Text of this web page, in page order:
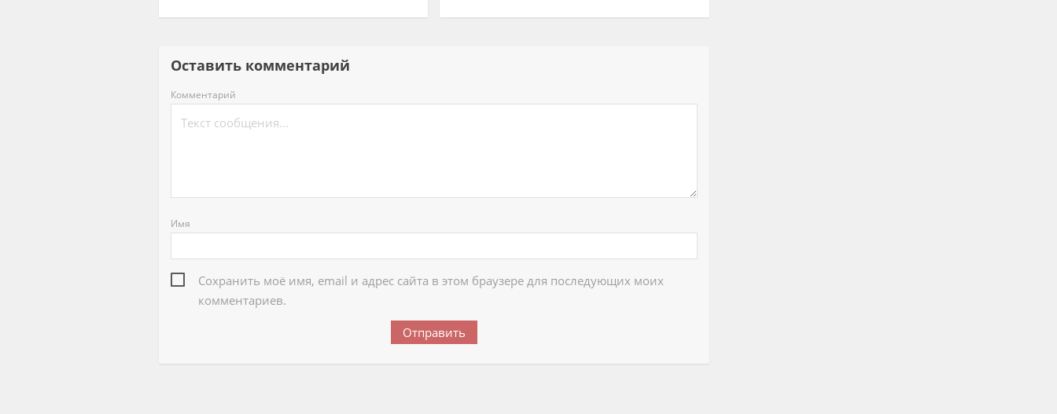
Оставить комментарий
Комментарий
Имя
Сохранить моё имя, email и адрес сайта в этом браузере для последующих моих
комментариев.